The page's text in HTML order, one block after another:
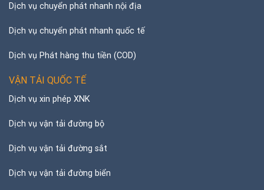
Dịch vụ chuyển phát nhanh nội địa
Dịch vụ chuyển phát nhanh quốc tế
Dịch vụ Phát hàng thu tiền (COD)
VẬN TẢI QUỐC TẾ
Dịch vụ xin phép XNK
Dịch vụ vận tải đường bộ
Dịch vụ vận tải đường sắt
Dịch vụ vận tải đường biển